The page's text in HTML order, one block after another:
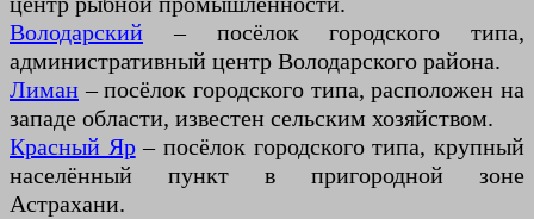
Володарский – посёлок городского типа,
административный центр Володарского района.
Лиман – посёлок городского типа, расположен на
западе области, известен сельским хозяйством.
Красный Яр– посёлок городского типа, крупный
населённый пункт в пригородной зоне
Астрахани.